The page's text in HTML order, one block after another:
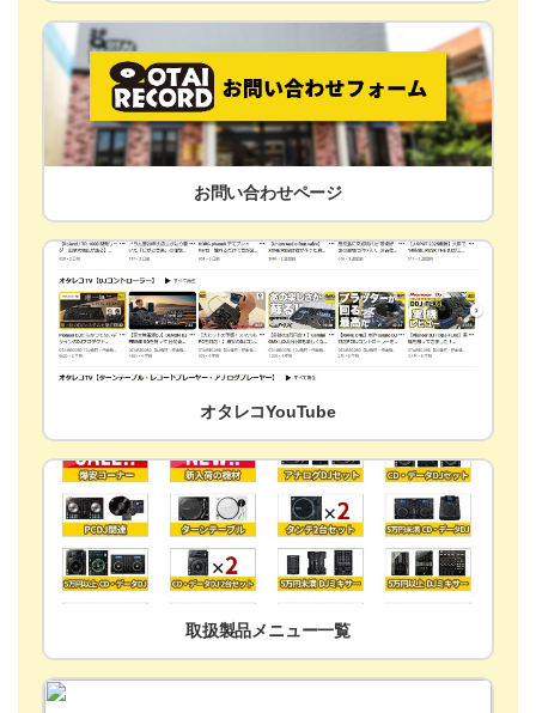
お問い合わせページ
オタレコYouTube
取扱製品メニュー一覧